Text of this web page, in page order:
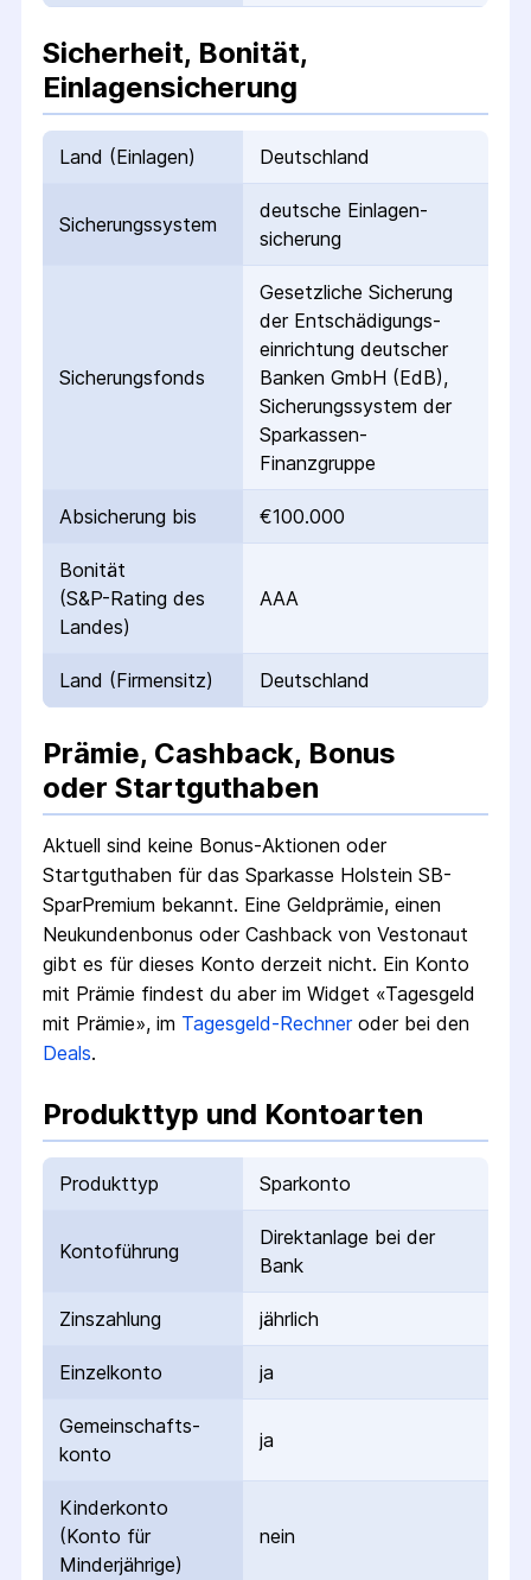
Sicherheit, Bonität,
Einlagensicherung
Land (Einlagen) Deutschland
Sicherungs­system
deutsche Einlagen­
sicherung
Sicherungs­fonds
Gesetzliche Sicherung
der Entschädigungs­
einrichtung deutscher
Banken GmbH (EdB),
Sicherungssystem der
Sparkassen-
Finanzgruppe
Absicherung bis €100.000
Bonität
(S&P-Rating des
Landes)
AAA
Land (Firmensitz) Deutschland
Prämie, Cashback, Bonus
oder Startguthaben
Aktuell sind keine Bonus-Aktionen oder
Startguthaben für das Sparkasse Holstein SB-
SparPremium bekannt. Eine Geldprämie, einen
Neukundenbonus oder Cashback von Vestonaut
gibt es für dieses Konto derzeit nicht. Ein Konto
mit Prämie findest du aber im Widget «Tagesgeld
mit Prämie», im Tagesgeld-Rechneroder bei den
Deals.
Produkttyp und Kontoarten
Produkttyp Sparkonto
Kontoführung
Direktanlage bei der
Bank
Zinszahlung jährlich
Einzelkonto ja
Gemeinschafts­
konto
ja
Kinderkonto
(Konto für
Minderjährige)
nein